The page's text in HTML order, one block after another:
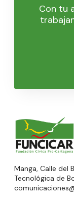
Con tu
Manga, Calle del
Tecnológica de